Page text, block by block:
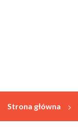
Strona główna >